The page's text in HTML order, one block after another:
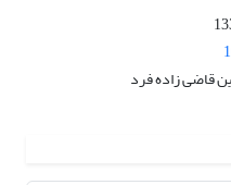
قاضی زاده فرد